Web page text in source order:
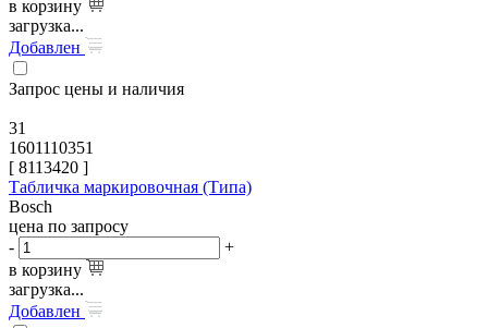
в корзину
загрузка...
Добавлен
Запрос цены и наличия
31
1601110351
[ 8113420 ]
Табличка маркировочная (Типа)
Bosch
цена по запросу
-
+
в корзину
загрузка...
Добавлен